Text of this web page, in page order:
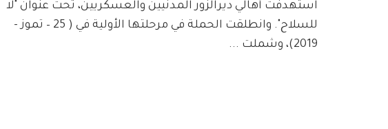
استهدفت أهالي ديرالزور المدنيين والعسكريين، تحت عنوان "لا
للسلاح". وانطلقت الحملة في مرحلتها الأولية في ( 25 – تموز -
2019)، وشملت ...